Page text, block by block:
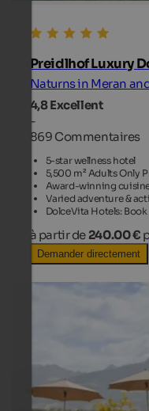
Preidlhof Luxury
Naturns in Meran
4,8Excellent
-
869 Commentaires
5-star wellness hotel
5,500 m² Adults Only
Award-winning
Varied adventure &
DolceVita Hotels:
à partir de 240.00 €
Demander directement